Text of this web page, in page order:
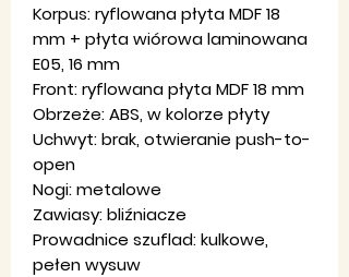
Korpus: ryflowana płyta MDF 18
mm + płyta wiórowa laminowana
E05, 16 mm
Front: ryflowana płyta MDF 18 mm
Obrzeże: ABS, w kolorze płyty
Uchwyt: brak, otwieranie push-to-
open
Nogi: metalowe
Zawiasy: bliźniacze
Prowadnice szuflad: kulkowe,
pełen wysuw